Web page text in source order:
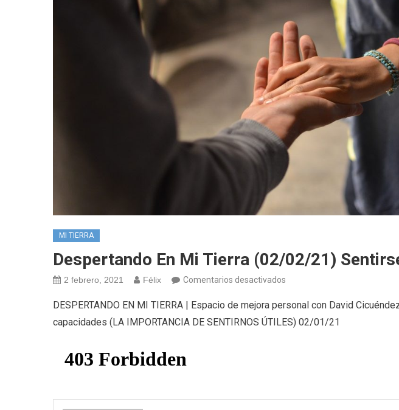
MI TIERRA
Despertando En Mi Tierra (02/02/21)
2 febrero, 2021 Félix Comentarios desactivados
en
Mi
DESPERTANDO EN MI TIERRA | Espacio de mejora personal con David
capacidades (LA IMPORTANCIA DE SENTIRNOS ÚTILES) 02/01/21